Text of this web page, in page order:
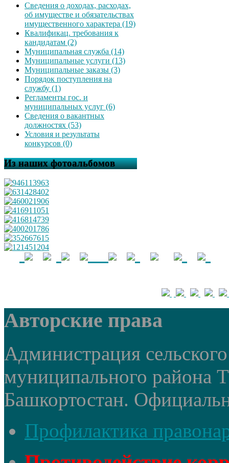
Сведения о доходах, расходах,
об имуществе и обязательствах
имущественного характера (19)
Квалификац. требования к
кандидатам (2)
Муниципальная служба (14)
Муниципальные услуги (13)
Муниципальные заказы (3)
Порядок поступления на
службу (1)
Регламенты гос. и
муниципальных услуг (6)
Сведения о вакантных
должностях (53)
Условия и результаты
конкурсов (0)
Из наших фотоальбомов
Авторские права
Администрация
муниципального района
Башкортостан.
Профилактика